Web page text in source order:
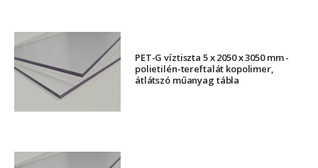
PET-G víztiszta 5 x 2050 x 3050 mm -
polietilén-tereftalát kopolimer,
átlátszó műanyag tábla